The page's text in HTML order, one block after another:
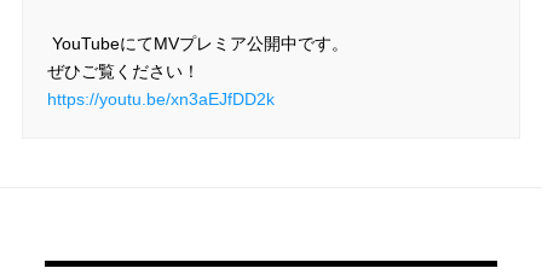
YouTubeにてMVプレミア公開中です。
ぜひご覧ください！
https://youtu.be/xn3aEJfDD2k